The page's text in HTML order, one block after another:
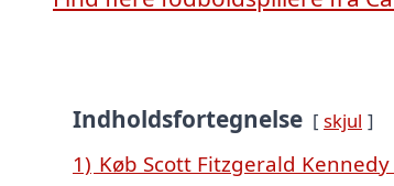
Indholdsfortegnelse skjul
1) Køb Scott Fitzgerald